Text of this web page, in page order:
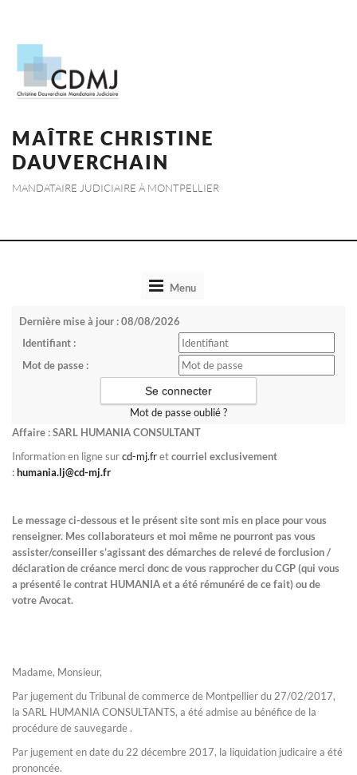
MAÎTRE CHRISTINE
DAUVERCHAIN
MANDATAIRE JUDICIAIRE À MONTPELLIER
ToggleMenu
Dernière mise à jour : 08/08/2026
Identifiant :
Mot de passe :
Mot de passe oublié ?
Affaire : SARL HUMANIA CONSULTANT
Information en ligne surcd-mj.fretcourriel exclusivement
:humania.lj@cd-mj.fr
Le message ci-dessous et le présent site sont mis en place pour vous
renseigner. Mes collaborateurs et moi même ne pourront pas vous
assister/conseiller s’agissant des démarches de relevé de forclusion /
déclaration de créance merci donc de vous rapprocher du CGP (qui vous
a présenté le contrat HUMANIA et a été rémunéré de ce fait) ou de
votre Avocat.
Madame, Monsieur,
Par jugement du Tribunal de commerce de Montpellier du 27/02/2017,
la SARL HUMANIA CONSULTANTS, a été admise au bénéfice de la
procédure de sauvegarde .
Par jugement en date du 22 décembre 2017, la liquidation judicaire a été
prononcée.